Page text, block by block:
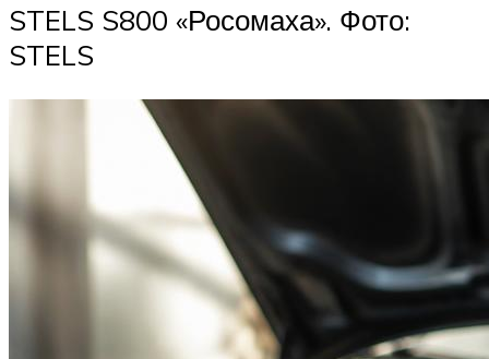
STELS S800 «Росомаха». Фото:
STELS